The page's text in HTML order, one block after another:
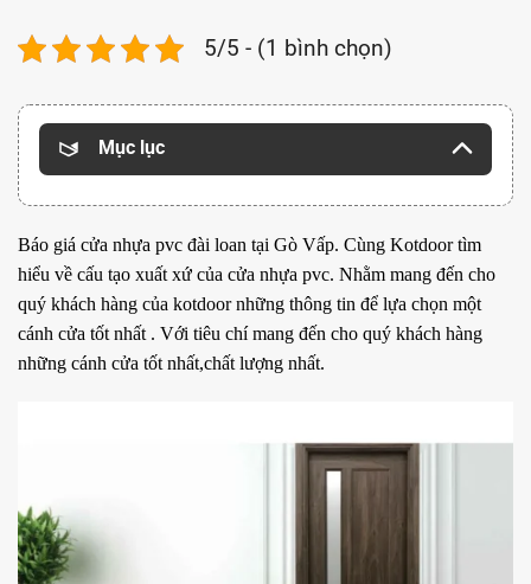
5/5 - (1 bình chọn)
Mục lục
Báo giá cửa nhựa pvc đài loan tại Gò Vấp. Cùng Kotdoortìm
hiểu về cấu tạo xuất xứ của cửa nhựa pvc. Nhằm mang đến cho
quý khách hàng của kotdoor những thông tin để lựa chọn một
cánh cửa tốt nhất . Với tiêu chí mang đến cho quý khách hàng
những cánh cửa tốt nhất,chất lượng nhất.